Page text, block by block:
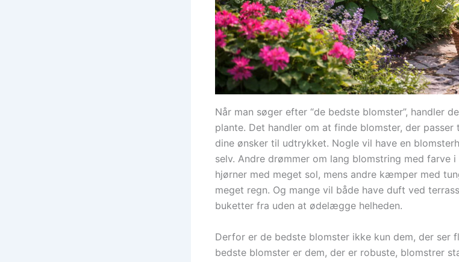
Når man søger efter “de bedste blomster”, handler
plante. Det handler om at finde blomster, der
dine ønsker til udtrykket. Nogle vil have en
selv. Andre drømmer om lang blomstring med farve
hjørner med meget sol, mens andre kæmper med
meget regn. Og mange vil både have duft ved
buketter fra uden at ødelægge helheden.
Derfor er de bedste blomster ikke kun dem, der ser
bedste blomster er dem, der er robuste, blomstrer